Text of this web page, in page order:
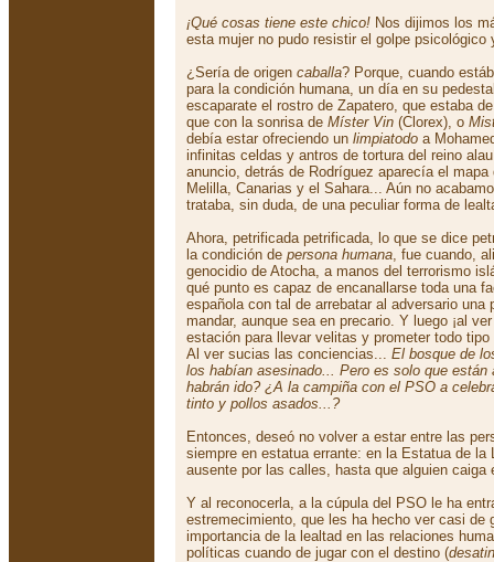
¡Qué cosas tiene este chico! Nos dijimos los
esta mujer no pudo resistir el golpe
¿Sería de origen caballa? Porque, cuando
para la condición humana, un día en su
escaparate el rostro de Zapatero, que estaba
que con la sonrisa de Míster Vin (Clorex), o
debía estar ofreciendo un limpiatodo a
infinitas celdas y antros de tortura del reino
anuncio, detrás de Rodríguez aparecía el
Melilla, Canarias y el Sahara... Aún no
trataba, sin duda, de una peculiar forma de
Ahora, petrificada petrificada, lo que se dice
la condición de persona humana, fue cuando,
genocidio de Atocha, a manos del terrorismo
qué punto es capaz de encanallarse toda una
española con tal de arrebatar al adversario una
mandar, aunque sea en precario. Y luego ¡al
estación para llevar velitas y prometer todo
Al ver sucias las conciencias... El bosque de
los habían asesinado... Pero es solo que
habrán ido? ¿A la campiña con el PSO a
tinto y pollos asados...?
Entonces, deseó no volver a estar entre las
siempre en estatua errante: en la Estatua de la
ausente por las calles, hasta que alguien
Y al reconocerla, a la cúpula del PSO le ha
estremecimiento, que les ha hecho ver casi de
importancia de la lealtad en las relaciones
políticas cuando de jugar con el destino (